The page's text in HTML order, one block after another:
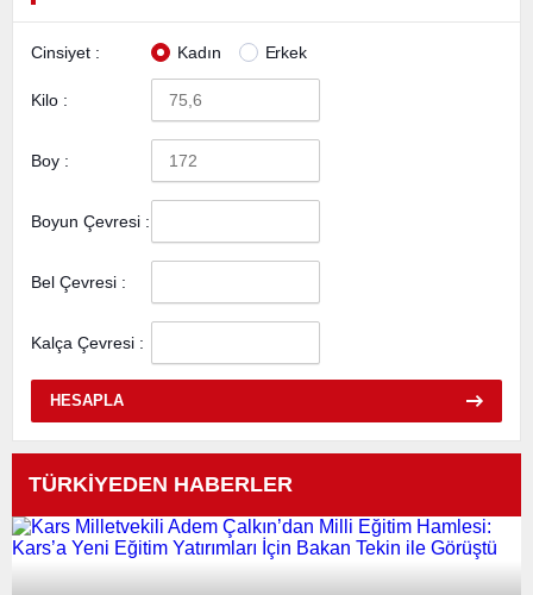
Cinsiyet : Kadın Erkek
Kilo :
Boy :
Boyun Çevresi :
Bel Çevresi :
Kalça Çevresi :
HESAPLA
TÜRKİYEDEN HABERLER